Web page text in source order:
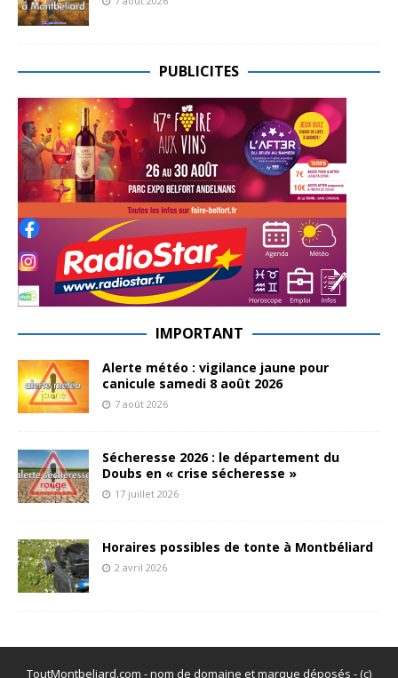
PUBLICITES
IMPORTANT
Alerte météo : vigilance jaune pour
canicule samedi 8 août 2026
7 août 2026
Sécheresse 2026 : le département du
Doubs en « crise sécheresse »
17 juillet 2026
Horaires possibles de tonte à Montbéliard
2 avril 2026
ToutMontbeliard.com - nom de domaine et marque déposés - (c)